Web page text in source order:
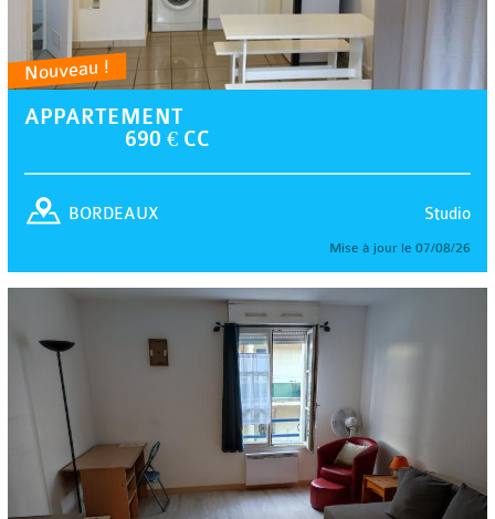
Nouveau !
APPARTEMENT
690 € CC
Studio
BORDEAUX
Mise à jour le 07/08/26